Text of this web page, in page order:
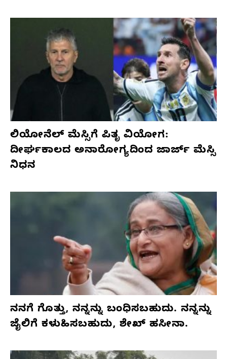
ಲಿಯೋನೆಲ್ ಮೆಸ್ಸಿಗೆ ಪಿತೃ ವಿಯೋಗ:
ದೀರ್ಘಕಾಲದ ಅನಾರೋಗ್ಯದಿಂದ ಜಾರ್ಜ್ ಮೆಸ್ಸಿ
ನಿಧನ
ನನಗೆ ಗೊತ್ತು, ನನ್ನನ್ನು ಬಂಧಿಸಬಹುದು. ನನ್ನನ್ನು
ಜೈಲಿಗೆ ಕಳುಹಿಸಬಹುದು, ಶೇಖ್ ಹಸೀನಾ.